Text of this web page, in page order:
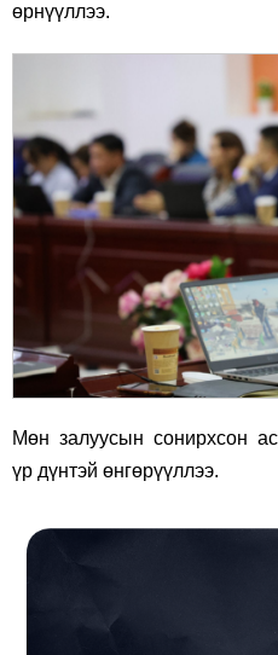
өрнүүллээ.
Мөн залуусын сонирхсон
үр дүнтэй өнгөрүүллээ.